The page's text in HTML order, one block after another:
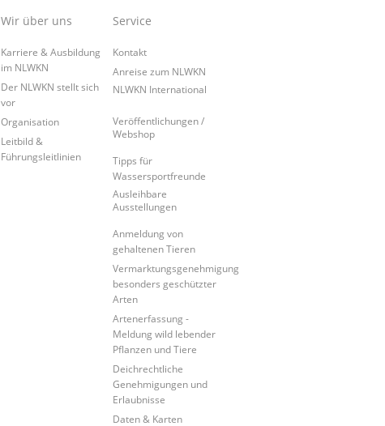
Wir über uns
Karriere & Ausbildung
im NLWKN
Der NLWKN stellt sich
vor
Organisation
Leitbild &
Führungsleitlinien
Service
Kontakt
Anreise zum NLWKN
NLWKN International
Veröffentlichungen /
Webshop
Tipps für
Wassersportfreunde
Ausleihbare
Ausstellungen
Anmeldung von
gehaltenen Tieren
Vermarktungsgenehmigung
besonders geschützter
Arten
Artenerfassung -
Meldung wild lebender
Pflanzen und Tiere
Deichrechtliche
Genehmigungen und
Erlaubnisse
Daten & Karten